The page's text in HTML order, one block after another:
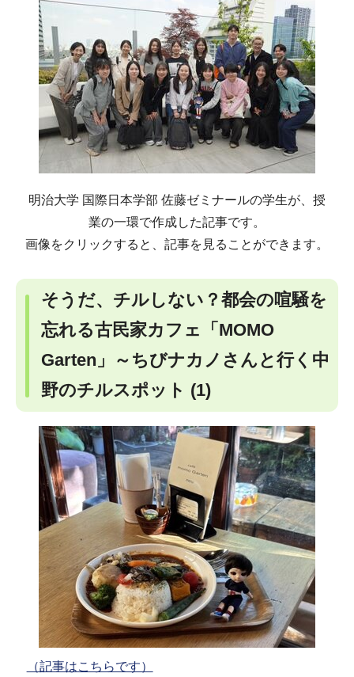
明治大学 国際日本学部 佐藤ゼミナールの学生が、授
業の一環で作成した記事です。
画像をクリックすると、記事を見ることができます。
そうだ、チルしない？都会の喧騒を
忘れる古民家カフェ「MOMO
Garten」～ちびナカノさんと行く中
野のチルスポット (1)
（記事はこちらです）